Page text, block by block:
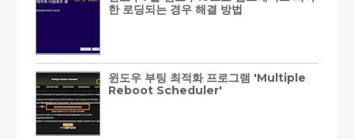
한 로딩되는 경우 해결 방법
윈도우 부팅 최적화 프로그램 'Multiple
Reboot Scheduler'